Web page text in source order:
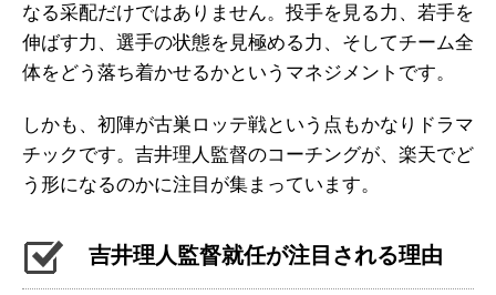
なる采配だけではありません。投手を見る力、若手を
伸ばす力、選手の状態を見極める力、そしてチーム全
体をどう落ち着かせるかというマネジメントです。
しかも、初陣が古巣ロッテ戦という点もかなりドラマ
チックです。吉井理人監督のコーチングが、楽天でど
う形になるのかに注目が集まっています。
吉井理人監督就任が注目される理由